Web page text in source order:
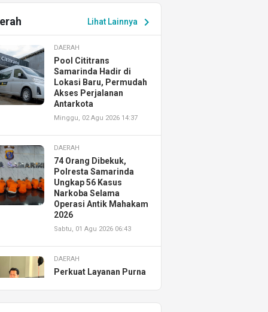
Lihat Lainnya chevron_right
DAERAH
Pool Cititrans
Samarinda Hadir di
Lokasi Baru, Permudah
Akses Perjalanan
Antarkota
Minggu, 02 Agu 2026 14:37
DAERAH
74 Orang Dibekuk,
Polresta Samarinda
Ungkap 56 Kasus
Narkoba Selama
Operasi Antik Mahakam
2026
Sabtu, 01 Agu 2026 06:43
DAERAH
Perkuat Layanan Purna
Resmikan AHASS